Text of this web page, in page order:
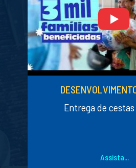
Entrega de
Assista...